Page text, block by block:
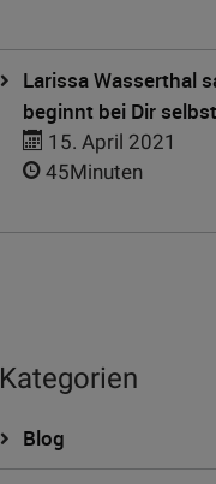
Larissa Wasserthal
beginnt bei Dir selbst
15. April 2021
45Minuten
Kategorien
Blog